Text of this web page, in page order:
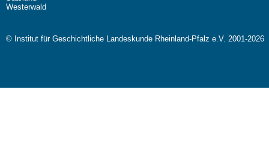
Westerwald
© Institut für Geschichtliche Landeskunde Rheinland-Pfalz e.V. 2001-2026